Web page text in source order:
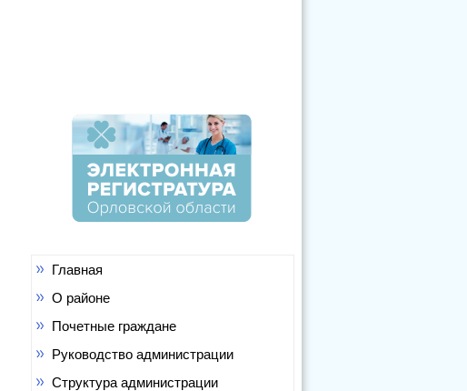
Главная
О районе
Почетные граждане
Руководство администрации
Структура администрации